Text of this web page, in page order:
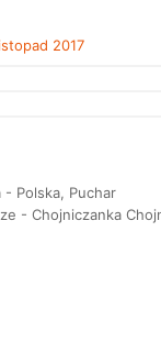
2017
- Polska, Puchar
- Chojniczanka